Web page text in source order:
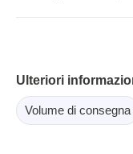
Ulteriori
Volume di consegna